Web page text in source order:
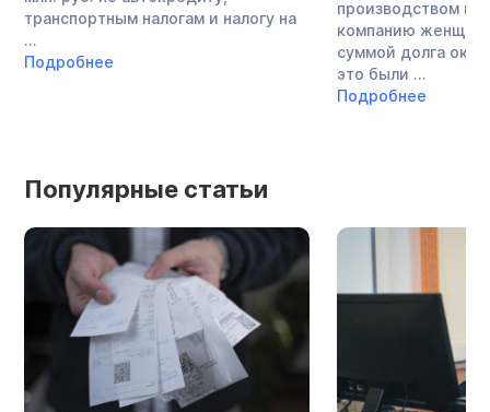
транспортным налогам и налогу на
...
Подробнее
производством
компанию
суммой долга
это были ...
Подробнее
Популярные статьи